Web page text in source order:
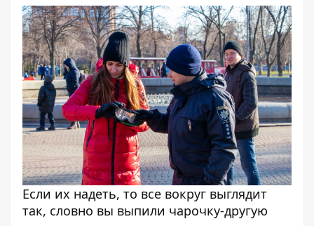
Если их надеть, то все вокруг выглядит
так, словно вы выпили чарочку-другую